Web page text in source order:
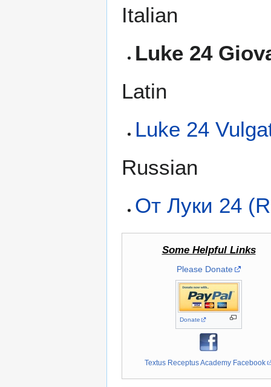
Italian
Luke 24
Latin
Luke 24
Russian
От Луки 24
Some Helpful Links
Please Donate
Donate
Textus Receptus Academy Facebook